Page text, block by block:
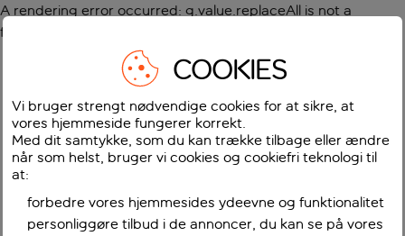
A rendering error occurred: g.value.replaceAll is not a
function
COOKIES
Vi bruger strengt nødvendige cookies for at sikre, at
vores hjemmeside fungerer korrekt.
Med dit samtykke, som du kan trække tilbage eller ændre
når som helst, bruger vi cookies og cookiefri teknologi til
at:
forbedre vores hjemmesides ydeevne og funktionalitet
personliggøre tilbud i de annoncer, du kan se på vores